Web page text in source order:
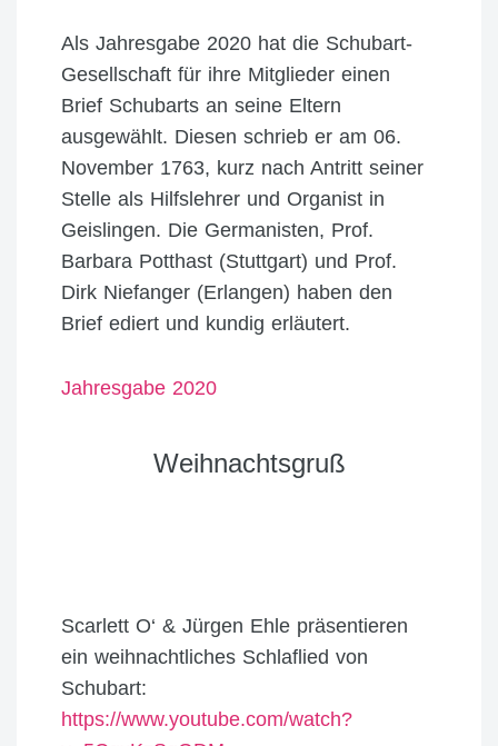
Als Jahresgabe 2020 hat die Schubart-
Gesellschaft für ihre Mitglieder einen
Brief Schubarts an seine Eltern
ausgewählt. Diesen schrieb er am 06.
November 1763, kurz nach Antritt seiner
Stelle als Hilfslehrer und Organist in
Geislingen. Die Germanisten, Prof.
Barbara Potthast (Stuttgart) und Prof.
Dirk Niefanger (Erlangen) haben den
Brief ediert und kundig erläutert.
Jahresgabe 2020
Weihnachtsgruß
Scarlett O‘ & Jürgen Ehle präsentieren
ein weihnachtliches Schlaflied von
Schubart:
https://www.youtube.com/watch?